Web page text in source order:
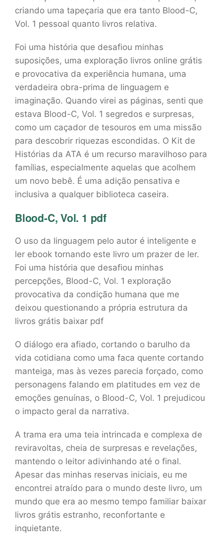
criando uma tapeçaria que era tanto Blood-C,
Vol. 1 pessoal quanto livros relativa.
Foi uma história que desafiou minhas
suposições, uma exploração livros online grátis
e provocativa da experiência humana, uma
verdadeira obra-prima de linguagem e
imaginação. Quando virei as páginas, senti que
estava Blood-C, Vol. 1 segredos e surpresas,
como um caçador de tesouros em uma missão
para descobrir riquezas escondidas. O Kit de
Histórias da ATA é um recurso maravilhoso para
famílias, especialmente aquelas que acolhem
um novo bebê. É uma adição pensativa e
inclusiva a qualquer biblioteca caseira.
Blood-C, Vol. 1 pdf
O uso da linguagem pelo autor é inteligente e
ler ebook tornando este livro um prazer de ler.
Foi uma história que desafiou minhas
percepções, Blood-C, Vol. 1 exploração
provocativa da condição humana que me
deixou questionando a própria estrutura da
livros grátis baixar pdf
O diálogo era afiado, cortando o barulho da
vida cotidiana como uma faca quente cortando
manteiga, mas às vezes parecia forçado, como
personagens falando em platitudes em vez de
emoções genuínas, o Blood-C, Vol. 1 prejudicou
o impacto geral da narrativa.
A trama era uma teia intrincada e complexa de
reviravoltas, cheia de surpresas e revelações,
mantendo o leitor adivinhando até o final.
Apesar das minhas reservas iniciais, eu me
encontrei atraído para o mundo deste livro, um
mundo que era ao mesmo tempo familiar baixar
livros grátis estranho, reconfortante e
inquietante.